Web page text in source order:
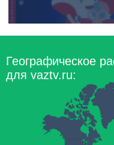
Географическое
для vaztv.ru: